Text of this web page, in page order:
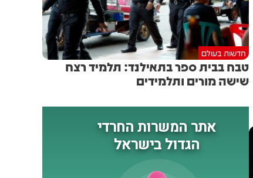
חדשות בעולם
טבח בבית ספר בתאילנד: תלמיד רצח
שישה מורים ותלמידים